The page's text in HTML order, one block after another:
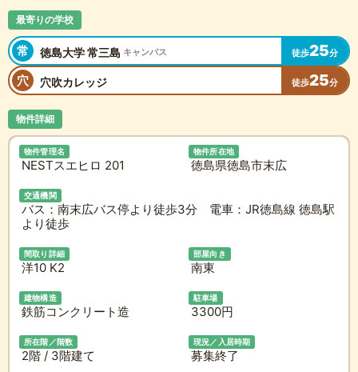
最寄りの学校
常 徳島大学 常三島 キャンパス 徒歩25分
穴 穴吹カレッジ 徒歩25分
物件詳細
物件管理名
NESTスエヒロ 201
物件所在地
徳島県徳島市末広
交通機関
バス：南末広バス停より徒歩3分 電車：JR徳島線 徳島駅
より徒歩
間取り詳細
洋10 K2
部屋向き
南東
建物構造
鉄筋コンクリート造
駐車場
3300円
所在階／階数
2階 / 3階建て
現況／入居時期
募集終了